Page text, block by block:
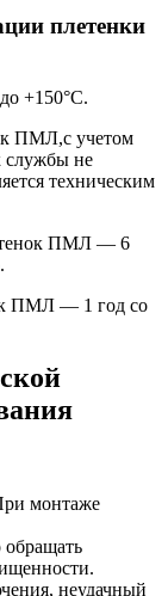
плетенки
+150°С.
ПМЛ,с учетом
службы не
техническим
ПМЛ — 6
ПМЛ — 1 год со
монтаже
обращать
неудачный